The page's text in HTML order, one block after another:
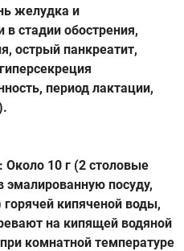
желудка и
стадии обострения,
острый панкреатит,
период лактации,
10 г (2 столовые
посуду,
кипяченой воды,
на кипящей водяной
комнатной температуре